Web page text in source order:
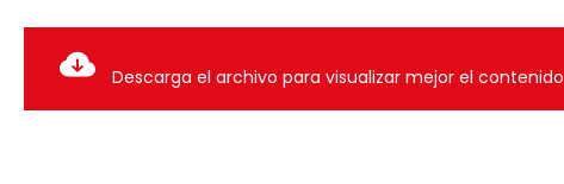
Descarga el archivo para visualizar mejor el contenido